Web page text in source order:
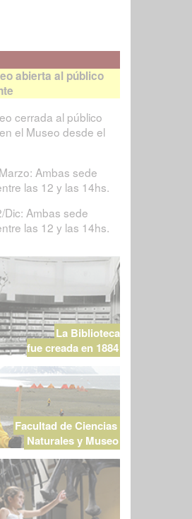
abierta al público
cerrada al público
el Museo desde el
Ambas sede
las 12 y las 14hs.
Dic: Ambas sede
las 12 y las 14hs.
La Biblioteca
fue creada en 1884
Facultad de Ciencias
Naturales y Museo